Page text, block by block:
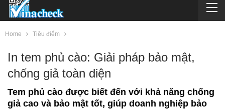
Home Tiêu điểm
In tem phủ cào: Giải pháp bảo mật,
chống giả toàn diện
Tem phủ cào được biết đến với khả năng chống
giả cao và bảo mật tốt, giúp doanh nghiệp bảo